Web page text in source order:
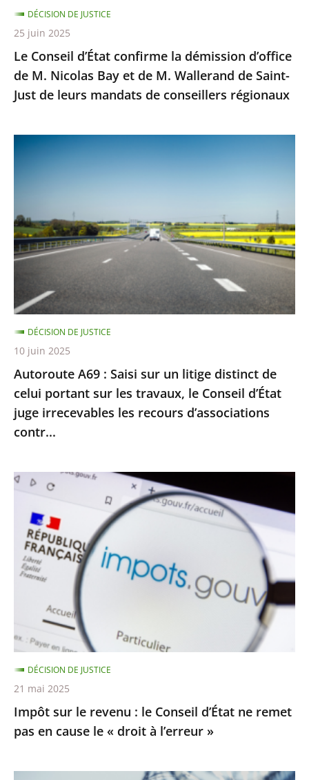
Bay
et
de
M.
Wallerand
Saint-
Just
mandats
de
conseillers
Le Conseil d’État confirme la démission d’office
de M. Nicolas Bay et de M. Wallerand de Saint-
Just de leurs mandats de conseillers régionaux
DÉCISION DE JUSTICE
25 juin 2025
Autoroute
sur
un
litige
de
celui
portant
sur
les
travaux,
le
Conseil
juge
irrecevables
recours
d’associations
contr...
Autoroute A69 : Saisi sur un litige distinct de
celui portant sur les travaux, le Conseil d’État
juge irrecevables les recours d’associations
contr...
DÉCISION DE JUSTICE
10 juin 2025
Impôt
revenu
le
d’État
ne
remet
pas
en
cause
le
droit
Impôt sur le revenu : le Conseil d’État ne remet
pas en cause le « droit à l’erreur »
DÉCISION DE JUSTICE
21 mai 2025